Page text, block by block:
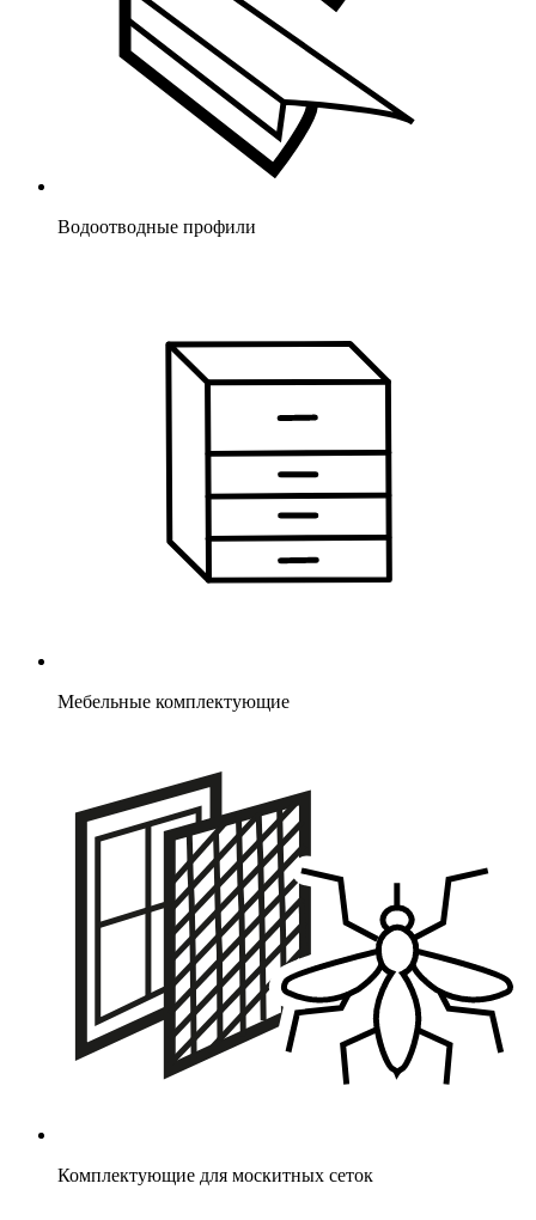
Водоотводные профили
Мебельные комплектующие
Комплектующие для москитных сеток